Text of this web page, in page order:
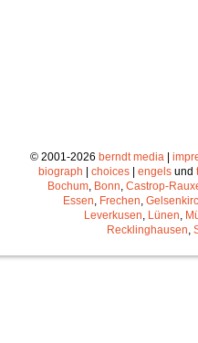
© 2001-2026 berndt media |
biograph | choices | engels und
Bochum Bonn Castrop-
Essen Frechen
Leverkusen Lünen
Recklinghausen